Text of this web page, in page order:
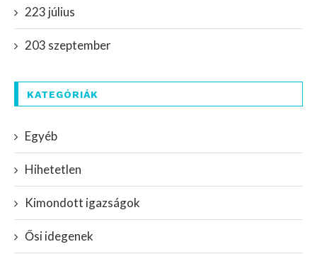
223 július
203 szeptember
KATEGÓRIÁK
Egyéb
Hihetetlen
Kimondott igazságok
Ősi idegenek